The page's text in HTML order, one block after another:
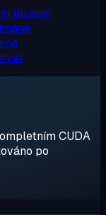
diskem
CUDA
po